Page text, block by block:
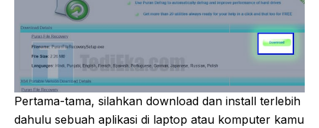
Pertama-tama, silahkan download dan install terlebih
dahulu sebuah aplikasi di laptop atau komputer kamu